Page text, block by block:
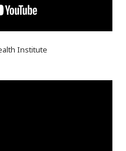
Institute